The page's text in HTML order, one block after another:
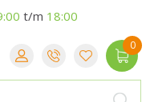
t/m 18:00